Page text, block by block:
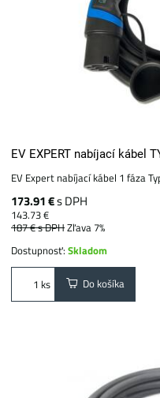
EV EXPERT nabíjací kábel
EV Expert nabíjací kábel 1 fáza
173.91 €s DPH
143.73 €
187 €s DPHZľava 7%
Dostupnosť:Skladom
ks Do košíka